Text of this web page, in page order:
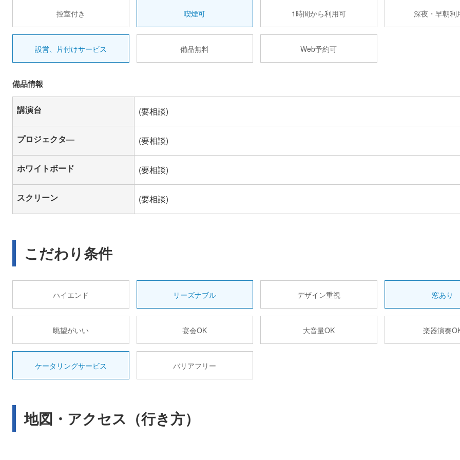
控室付き 喫煙可 1時間から利用可 深夜・早朝利
設営、片付けサービス 備品無料 Web予約可
備品情報
講演台 (要相談)
プロジェクタ― (要相談)
ホワイトボード (要相談)
スクリーン (要相談)
こだわり条件
ハイエンド リーズナブル デザイン重視 窓あり
眺望がいい 宴会OK 大音量OK 楽器演奏
ケータリングサービス バリアフリー
地図・アクセス（行き方）